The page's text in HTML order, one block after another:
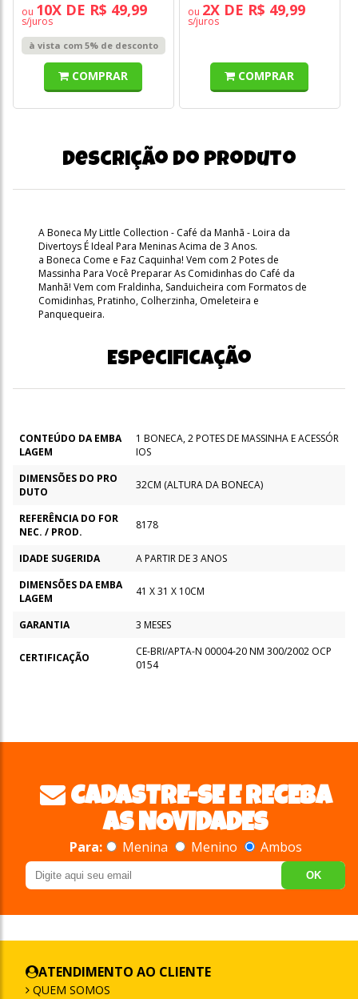
ou 10X DE R$ 49,99
s/juros
à vista com 5% de desconto
COMPRAR
ou 2X DE R$ 49,99
s/juros
COMPRAR
Descrição do produto
A Boneca My Little Collection - Café da Manhã - Loira da
Divertoys É Ideal Para Meninas Acima de 3 Anos.
a Boneca Come e Faz Caquinha! Vem com 2 Potes de
Massinha Para Você Preparar As Comidinhas do Café da
Manhã! Vem com Fraldinha, Sanduicheira com Formatos de
Comidinhas, Pratinho, Colherzinha, Omeleteira e
Panquequeira.
Especificação
CONTEÚDO DA EMBA
LAGEM
1 BONECA, 2 POTES DE MASSINHA E ACESSÓR
IOS
DIMENSÕES DO PRO
DUTO
32CM (ALTURA DA BONECA)
REFERÊNCIA DO FOR
NEC. / PROD.
8178
IDADE SUGERIDA
A PARTIR DE 3 ANOS
DIMENSÕES DA EMBA
LAGEM
41 X 31 X 10CM
GARANTIA 3 MESES
CERTIFICAÇÃO
CE-BRI/APTA-N 00004-20 NM 300/2002 OCP
0154
CADASTRE-SE E RECEBA
AS NOVIDADES
Para: Menina Menino Ambos
OK
ATENDIMENTO AO CLIENTE
QUEM SOMOS